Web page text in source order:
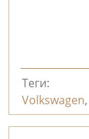
Теги:
Volkswagen,